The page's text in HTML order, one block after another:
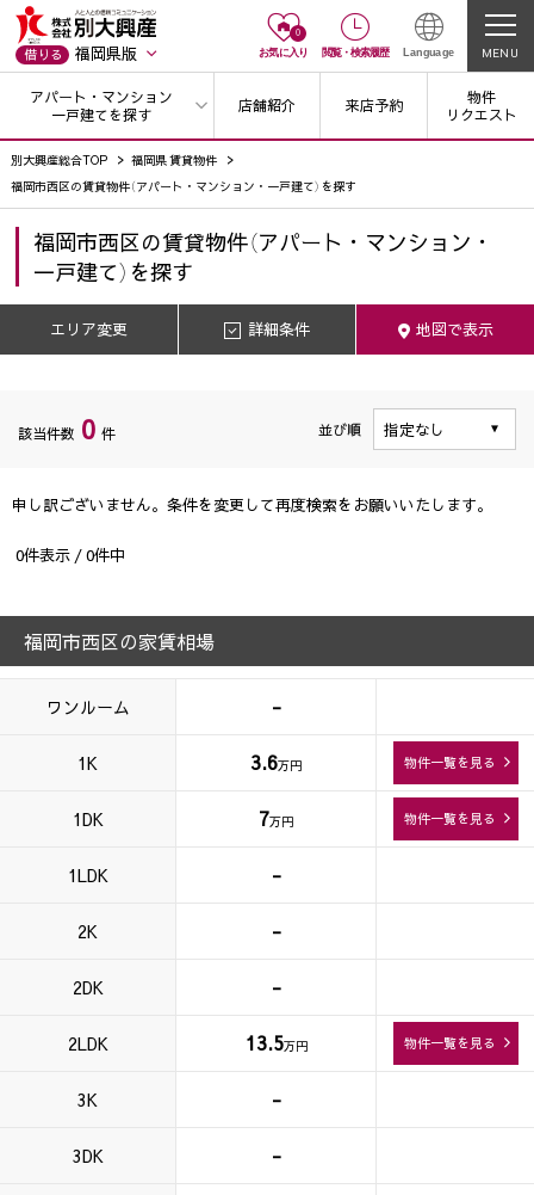
借りる 福岡県版
0
お気に入り 閲覧・ 検索履歴 Language MENU
アパート・マンション
一戸建てを探す
店舗紹介 来店予約
物件
リクエスト
別大興産総合TOP
福岡県 賃貸物件
福岡市西区の賃貸物件（アパート・マンション・一戸建て）を探す
エリア変更 詳細条件 地図で表示
福岡市西区の賃貸物件（アパート・マンション・
一戸建て）を探す
該当件数 0 件 並び順
申し訳ございません。条件を変更して再度検索をお願いいたします。
0件表示 /0件中
福岡市西区の家賃相場
ワンルーム -
1K 3.6万円 物件一覧を見る
1DK 7万円 物件一覧を見る
1LDK -
2K -
2DK -
2LDK 13.5万円 物件一覧を見る
3K -
3DK -